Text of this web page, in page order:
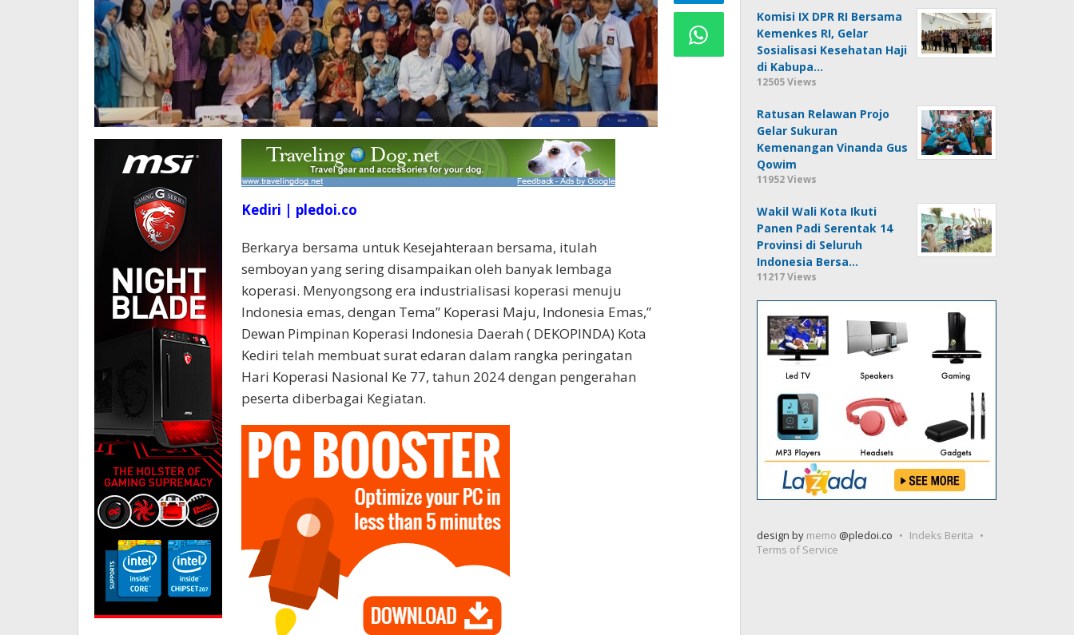
Kediri | pledoi.co
Berkarya bersama untuk Kesejahteraan bersama, itulah
semboyan yang sering disampaikan oleh banyak lembaga
koperasi. Menyongsong era industrialisasi koperasi menuju
Indonesia emas, dengan Tema” Koperasi Maju, Indonesia Emas,”
Dewan Pimpinan Koperasi Indonesia Daerah ( DEKOPINDA) Kota
Kediri telah membuat surat edaran dalam rangka peringatan
Hari Koperasi Nasional Ke 77, tahun 2024 dengan pengerahan
peserta diberbagai Kegiatan.
Komisi IX DPR RI Bersama
Kemenkes RI, Gelar
Sosialisasi Kesehatan Haji
di Kabupa…
12505 Views
Ratusan Relawan Projo
Gelar Sukuran
Kemenangan Vinanda Gus
Qowim
11952 Views
Wakil Wali Kota Ikuti
Panen Padi Serentak 14
Provinsi di Seluruh
Indonesia Bersa…
11217 Views
design by memo @pledoi.co
Indeks Berita
Terms of Service